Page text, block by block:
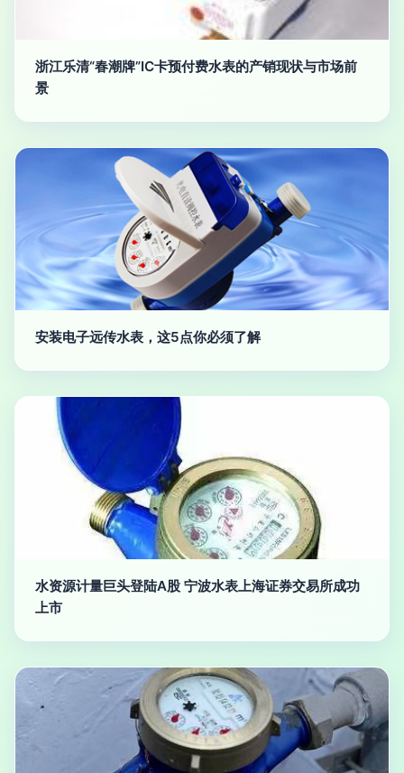
浙江乐清“春潮牌”IC卡预付费水表的产销现状与市场前
景
安装电子远传水表，这5点你必须了解
水资源计量巨头登陆A股 宁波水表上海证券交易所成功
上市